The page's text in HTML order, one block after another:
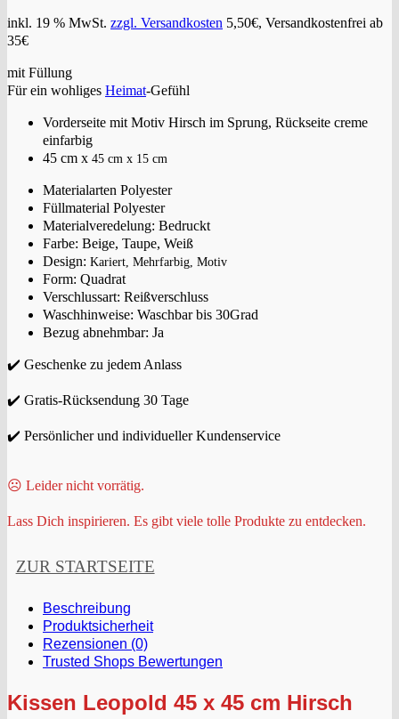
inkl. 19 % MwSt. zzgl. Versandkosten 5,50€, Versandkostenfrei ab
35€
mit Füllung
Für ein wohliges Heimat-Gefühl
Vorderseite mit Motiv Hirsch im Sprung, Rückseite creme
einfarbig
45 cm x 45 cm x 15 cm
Materialarten Polyester
Füllmaterial Polyester
Materialveredelung: Bedruckt
Farbe: Beige, Taupe, Weiß
Design: Kariert, Mehrfarbig, Motiv
Form: Quadrat
Verschlussart: Reißverschluss
Waschhinweise: Waschbar bis 30Grad
Bezug abnehmbar: Ja
✔️ Geschenke zu jedem Anlass
✔️ Gratis-Rücksendung 30 Tage
✔️ Persönlicher und individueller Kundenservice
☹️ Leider nicht vorrätig.
Lass Dich inspirieren. Es gibt viele tolle Produkte zu entdecken.
ZUR STARTSEITE
Beschreibung
Produktsicherheit
Rezensionen (0)
Trusted Shops Bewertungen
Kissen Leopold 45 x 45 cm Hirsch